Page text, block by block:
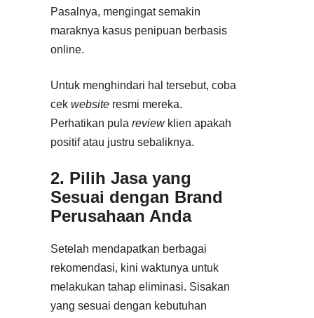
Pasalnya, mengingat semakin
maraknya kasus penipuan berbasis
online.
Untuk menghindari hal tersebut, coba
cek website resmi mereka.
Perhatikan pula review klien apakah
positif atau justru sebaliknya.
2. Pilih Jasa yang
Sesuai dengan Brand
Perusahaan Anda
Setelah mendapatkan berbagai
rekomendasi, kini waktunya untuk
melakukan tahap eliminasi. Sisakan
yang sesuai dengan kebutuhan